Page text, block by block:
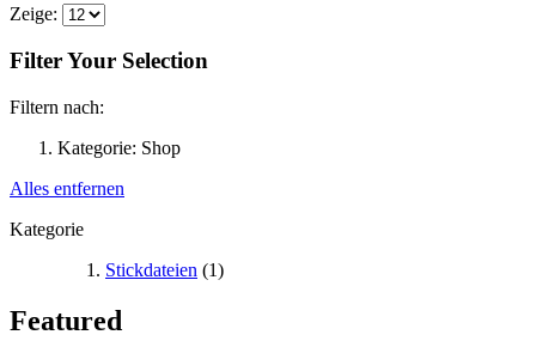
Zeige:
Filter Your Selection
Filtern nach:
Kategorie: Shop
Alles entfernen
Kategorie
Stickdateien (1)
Featured